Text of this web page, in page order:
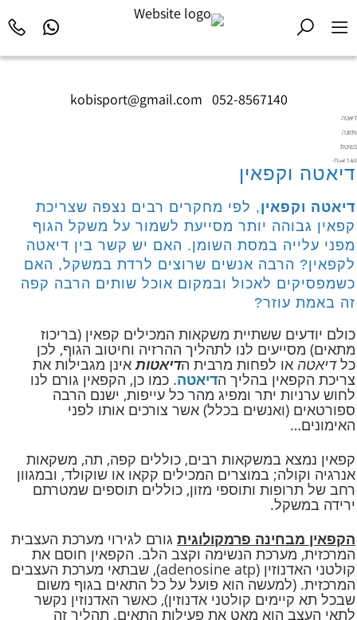
kobisport@gmail.com 052-8567140
דיאטה
ותזונה
בשיטת
Diet2All:
המדע
הגוף
דיאטה וקפאין
דיאטה וקפאין, לפי מחקרים רבים נצפה שצריכת
קפאין גבוהה יותר מסייעת לשמור על משקל הגוף
מפני עלייה במסת השומן. האם יש קשר בין דיאטה
לקפאין? הרבה אנשים שרוצים לרדת במשקל, האם
כשמפסיקים לאכול ובמקום אוכל שותים הרבה קפה
זה באמת עוזר?
כולם יודעים ששתיית משקאות המכילים קפאין (בריכוז
מתאים) מסייעים לנו לתהליך ההרזיה וחיטוב הגוף, לכן
כלדיאטה או לפחות מרבית הדיאטות אינן מגבילות את
צריכת הקפאין בהליך הדיאטה. כמו כן, הקפאין גורם לנו
לחוש ערניות יתר ומפיג מהר כל עייפות, ישנם הרבה
ספורטאים (ואנשים בכלל) אשר צורכים אותו לפני
האימונים…
קפאין נמצא במשקאות רבים, כוללים קפה, תה, משקאות
אנרגיה וקולה; במוצרים המכילים קקאו או שוקולד, ובמגוון
רחב של תרופות ותוספי מזון, כוללים תוספים שמטרתם
ירידה במשקל.
הקפאין מבחינה פרמקולוגית גורם לגירוי מערכת העצבית
המרכזית, מערכת הנשימה וקצב הלב. הקפאין חוסם את
קולטני האדנוזין (adenosine atp), שבתאי מערכת העצבים
המרכזית. (למעשה הוא פועל על כל התאים בגוף משום
שבכל תא קיימים קולטני אדנוזין), כאשר האדנוזין נקשר
לתאי העצב הוא מאט את פעילות התאים. תהליך זה